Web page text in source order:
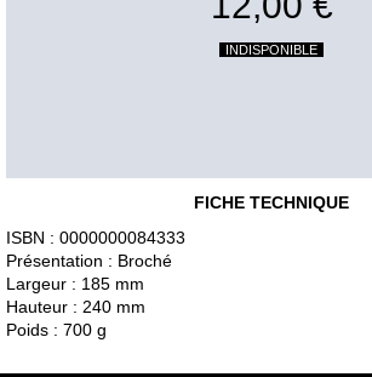
INDISPONIBLE
FICHE TECHNIQUE
ISBN : 0000000084333
Présentation : Broché
Largeur : 185 mm
Hauteur : 240 mm
Poids : 700 g